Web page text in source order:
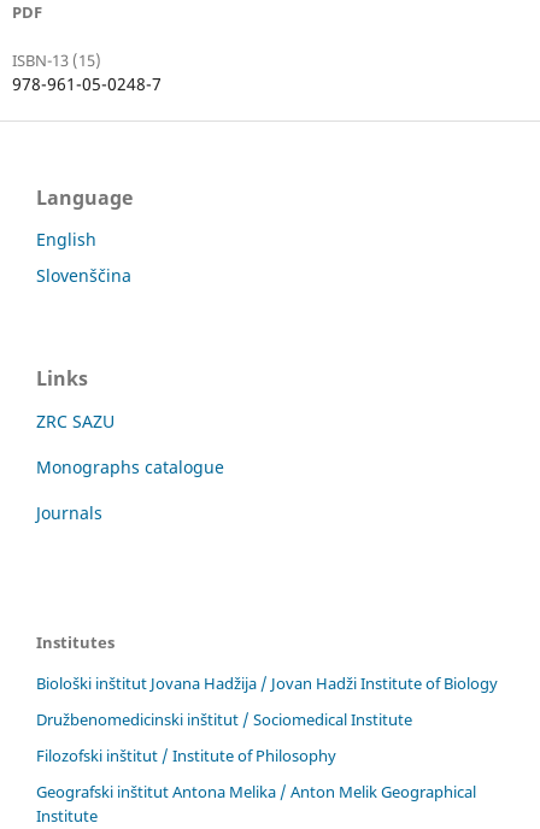
PDF
ISBN-13 (15)
978-961-05-0248-7
Language
English
Slovenščina
Links
ZRC SAZU
Monographs catalogue
Journals
Institutes
Biološki inštitut Jovana Hadžija / Jovan Hadži Institute of Biology
Družbenomedicinski inštitut / Sociomedical Institute
Filozofski inštitut / Institute of Philosophy
Geografski inštitut Antona Melika / Anton Melik Geographical
Institute